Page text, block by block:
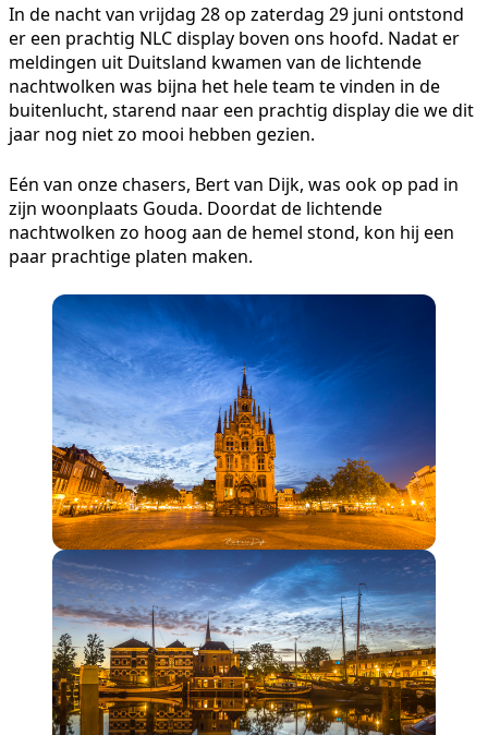
In de nacht van vrijdag 28 op zaterdag 29 juni ontstond
er een prachtig NLC display boven ons hoofd. Nadat er
meldingen uit Duitsland kwamen van de lichtende
nachtwolken was bijna het hele team te vinden in de
buitenlucht, starend naar een prachtig display die we dit
jaar nog niet zo mooi hebben gezien.
Eén van onze chasers, Bert van Dijk, was ook op pad in
zijn woonplaats Gouda. Doordat de lichtende
nachtwolken zo hoog aan de hemel stond, kon hij een
paar prachtige platen maken.